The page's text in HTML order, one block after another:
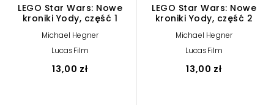
LEGO Star Wars: Nowe
kroniki Yody, część 1
Michael Hegner
LucasFilm
13,00 zł
LEGO Star Wars: Nowe
kroniki Yody, część 2
Michael Hegner
LucasFilm
13,00 zł